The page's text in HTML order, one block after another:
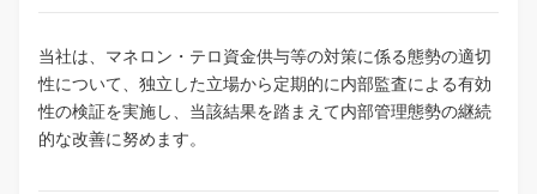
当社は、マネロン・テロ資金供与等の対策に係る態勢の適切
性について、独立した立場から定期的に内部監査による有効
性の検証を実施し、当該結果を踏まえて内部管理態勢の継続
的な改善に努めます。